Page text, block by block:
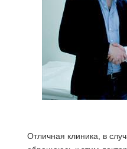
Отличная клиника, в